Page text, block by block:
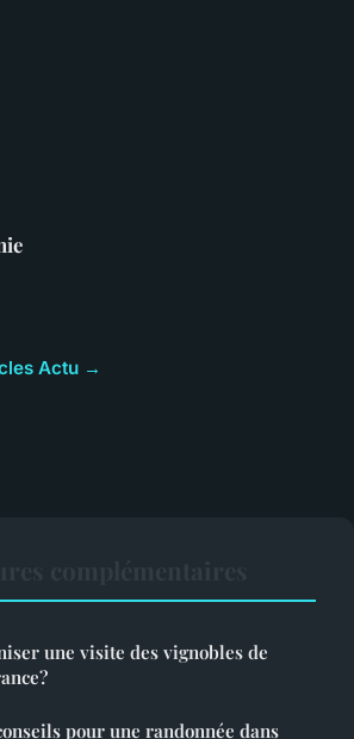
Actu →
une visite des vignobles de
pour une randonnée dans